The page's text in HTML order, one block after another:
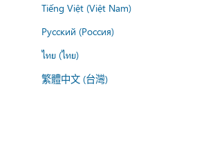
Tiếng Việt (Việt Nam)
Русский (Россия)
ไทย (ไทย)
繁體中文 (台灣)